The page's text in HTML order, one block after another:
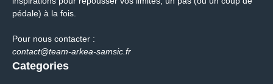
pédale) à la fois.
Pour nous contacter :
contact@team-arkea-samsic.fr
Categories